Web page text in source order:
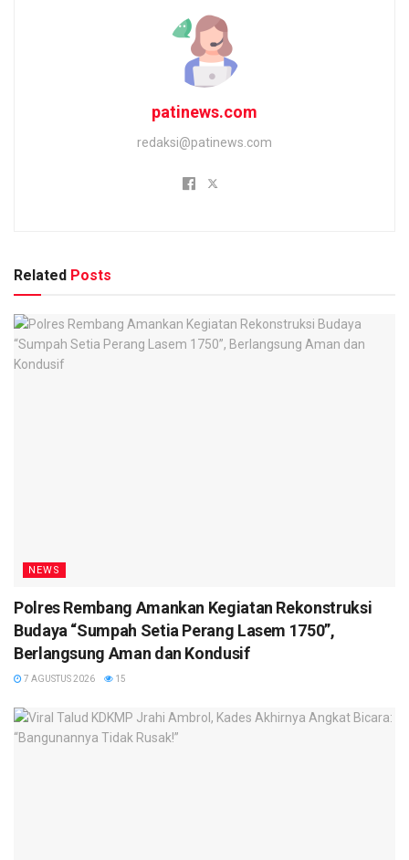
patinews.com
redaksi@patinews.com
Related Posts
NEWS
Polres Rembang Amankan Kegiatan Rekonstruksi
Budaya “Sumpah Setia Perang Lasem 1750”,
Berlangsung Aman dan Kondusif
7 AGUSTUS 2026 15